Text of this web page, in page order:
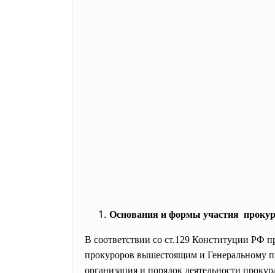
Основания и формы участия
В соответствии со ст.129 Конституции РФ
прокуроров вышестоящим и Генеральному
организация и порядок деятельности